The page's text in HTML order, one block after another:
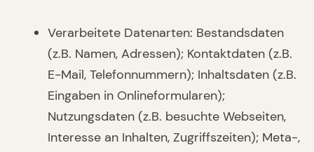
Verarbeitete Datenarten: Bestandsdaten
(z.B. Namen, Adressen); Kontaktdaten (z.B.
E-Mail, Telefonnummern); Inhaltsdaten (z.B.
Eingaben in Onlineformularen);
Nutzungsdaten (z.B. besuchte Webseiten,
Interesse an Inhalten, Zugriffszeiten); Meta-,